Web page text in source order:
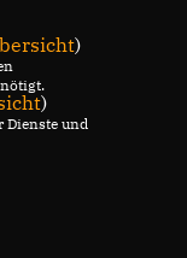
)
)
Dienste und